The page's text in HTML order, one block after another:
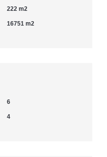
222 m2
16751 m2
6
4